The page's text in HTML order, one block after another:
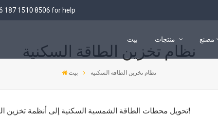
187 1510 8506 for help
بيت مصنع
نظام تخزين الطاقة السكنية
بيت نظام تخزين الطاقة السكنية
تحويل محطات الطاقة الشمسية السكنية إلى أنظمة تخزين الطاقة يحل مشكلة عدم تطابق توقيت الكهرباء!